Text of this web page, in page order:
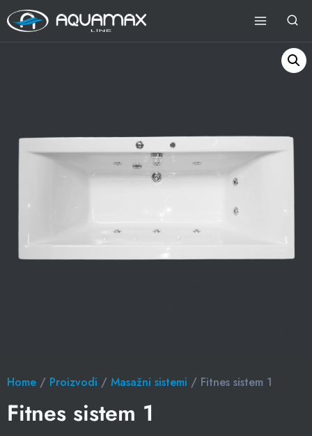
Home / Proizvodi / Masažni sistemi / Fitnes sistem 1
Fitnes sistem 1